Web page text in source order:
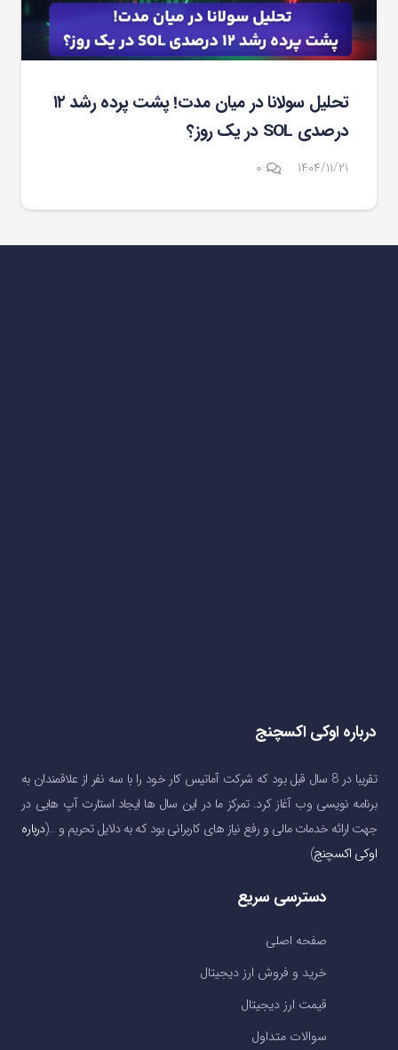
تحلیل سولانا در میان مدت! پشت پرده رشد ۱۲
درصدی SOL در یک روز؟
۱۴۰۴/۱۱/۲۱ ۰
درباره اوکی اکسچنج
تقریبا در 8 سال قبل بود که شرکت آماتیس کار خود را با سه نفر از علاقمندان به
برنامه نویسی وب آغاز کرد. تمرکز ما در این سال ها ایجاد استارت آپ هایی در
جهت ارائه خدمات مالی و رفع نیاز های کاربرانی بود که به دلایل تحریم و …(درباره
اوکی اکسچنج)
دسترسی سریع
صفحه اصلی
خرید و فروش ارز دیجیتال
قیمت ارز دیجیتال
سوالات متداول